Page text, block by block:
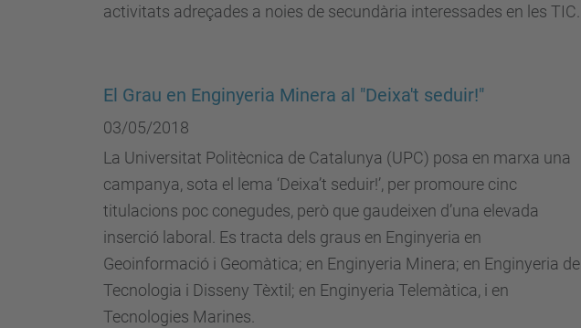
activitats adreçades a noies de secundària interessades en les TIC.
El Grau en Enginyeria Minera al "Deixa't seduir!"
03/05/2018
La Universitat Politècnica de Catalunya (UPC) posa en marxa una
campanya, sota el lema ‘Deixa’t seduir!’, per promoure cinc
titulacions poc conegudes, però que gaudeixen d’una elevada
inserció laboral. Es tracta dels graus en Enginyeria en
Geoinformació i Geomàtica; en Enginyeria Minera; en Enginyeria de
Tecnologia i Disseny Tèxtil; en Enginyeria Telemàtica, i en
Tecnologies Marines.